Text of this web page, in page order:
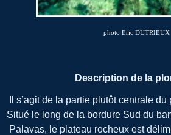
photo Eric DUTRIEUX
Description de la
Il s’agit de la partie plutôt centrale
Situé le long de la bordure Sud du
Palavas, le plateau rocheux est